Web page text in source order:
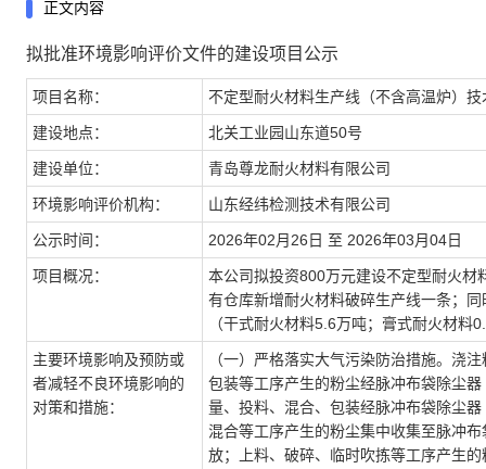
正文内容
拟批准环境影响评价文件的建设项目公示
项目名称： 不定型耐火材料生产线（不含高温炉）技
建设地点： 北关工业园山东道50号
建设单位： 青岛尊龙耐火材料有限公司
环境影响评价机构： 山东经纬检测技术有限公司
公示时间： 2026年02月26日 至 2026年03月04日
项目概况：
本公司拟投资800万元建设不定型耐火材
有仓库新增耐火材料破碎生产线一条；
（干式耐火材料5.6万吨；膏式耐火材料
主要环境影响及预防或
者减轻不良环境影响的
对策和措施：
（一）严格落实大气污染防治措施。浇
包装等工序产生的粉尘经脉冲布袋除尘
量、投料、混合、包装经脉冲布袋除尘
混合等工序产生的粉尘集中收集至脉冲
放；上料、破碎、临时吹拣等工序产生